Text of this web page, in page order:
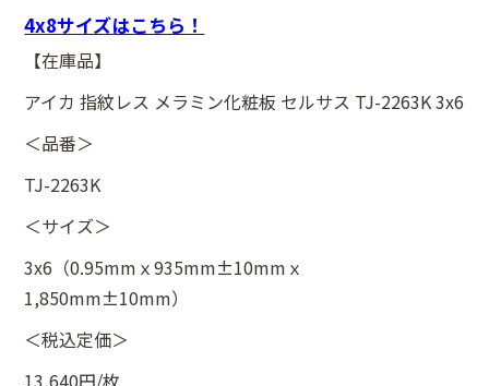
4x8サイズはこちら！
【在庫品】
アイカ 指紋レス メラミン化粧板 セルサス TJ-2263K 3x6
＜品番＞
TJ-2263K
＜サイズ＞
3x6（0.95mmｘ935mm±10mmｘ
1,850mm±10mm）
＜税込定価＞